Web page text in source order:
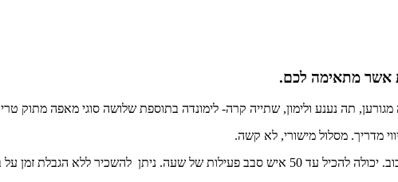
אשר מתאימה לכם.
תה נענע ולימון, שתייה קרה- לימונדה בתוספת שלושה סוגי מאפה מתוק טרי
מדריך. מסלול מישורי, לא קשה.
להשכיר ללא הגבלת זמן על בסיס שעתי.